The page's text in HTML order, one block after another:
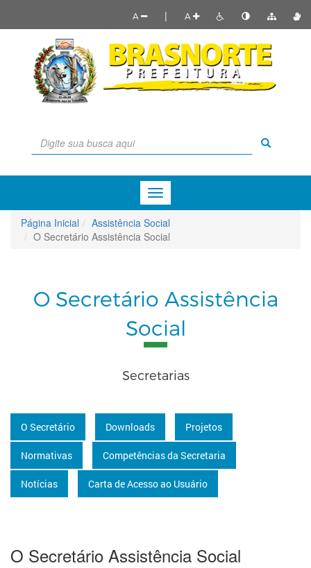
A | A
Menu
de
Navegação
Página Inicial
Assistência Social
O Secretário Assistência Social
O Secretário Assistência
Social
Secretarias
O Secretário Downloads Projetos
Normativas Competências da Secretaria
Notícias Carta de Acesso ao Usuário
O Secretário Assistência Social